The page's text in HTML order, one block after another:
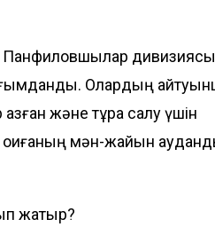
Панфиловшылар
Олардың
және тұрақ салу үшін
оқиғаның мән-жайын
жатыр?